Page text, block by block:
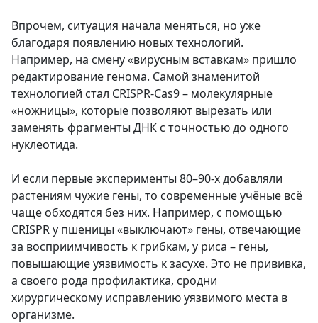
Впрочем, ситуация начала меняться, но уже
благодаря появлению новых технологий.
Например, на смену «вирусным вставкам» пришло
редактирование генома. Самой знаменитой
технологией стал CRISPR-Cas9 – молекулярные
«ножницы», которые позволяют вырезать или
заменять фрагменты ДНК с точностью до одного
нуклеотида.
И если первые эксперименты 80–90-х добавляли
растениям чужие гены, то современные учёные всё
чаще обходятся без них. Например, с помощью
CRISPR у пшеницы «выключают» гены, отвечающие
за восприимчивость к грибкам, у риса – гены,
повышающие уязвимость к засухе. Это не прививка,
а своего рода профилактика, сродни
хирургическому исправлению уязвимого места в
организме.